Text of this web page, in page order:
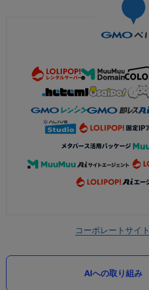
コーポレートサイト
AIへの取り組み